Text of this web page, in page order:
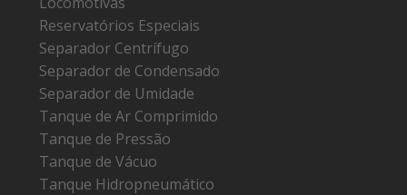
Reservatórios Especiais
Separador Centrífugo
Separador de Condensado
Separador de Umidade
Tanque de Ar Comprimido
Tanque de Pressão
Tanque de Vácuo
Tanque Hidropneumático